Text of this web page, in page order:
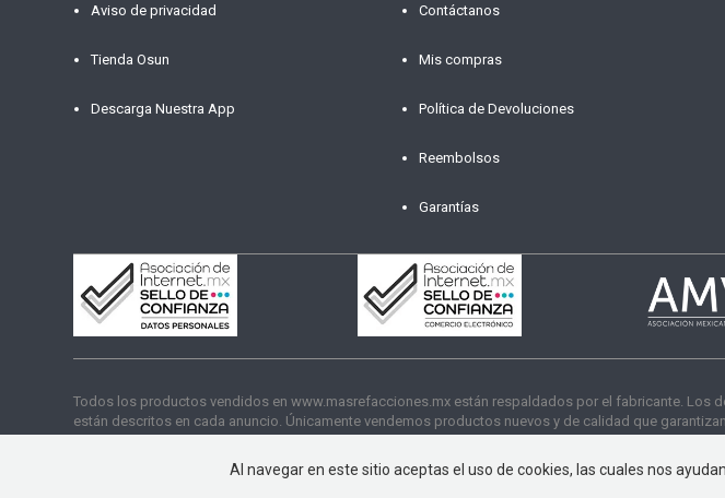
Aviso de privacidad
Tienda Osun
Descarga Nuestra App
Contáctanos
Mis compras
Política de Devoluciones
Reembolsos
Garantías
Todos los productos vendidos en www.masrefacciones.mx están respaldados por el fabricante. Los
están descritos en cada anuncio. Únicamente vendemos productos nuevos y de calidad que
Al navegar en este sitio aceptas el uso de cookies, las cuales nos